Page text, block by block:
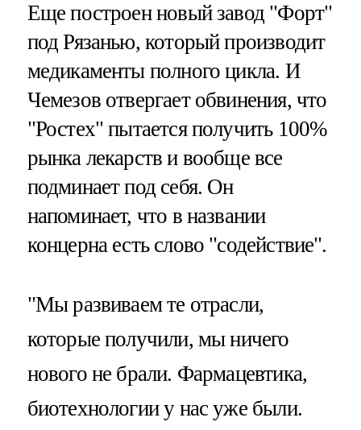
Еще построен новый завод "Форт"
под Рязанью, который производит
медикаменты полного цикла. И
Чемезов отвергает обвинения, что
"Ростех" пытается получить 100%
рынка лекарств и вообще все
подминает под себя. Он
напоминает, что в названии
концерна есть слово "содействие".
"Мы развиваем те отрасли,
которые получили, мы ничего
нового не брали. Фармацевтика,
биотехнологии у нас уже были.